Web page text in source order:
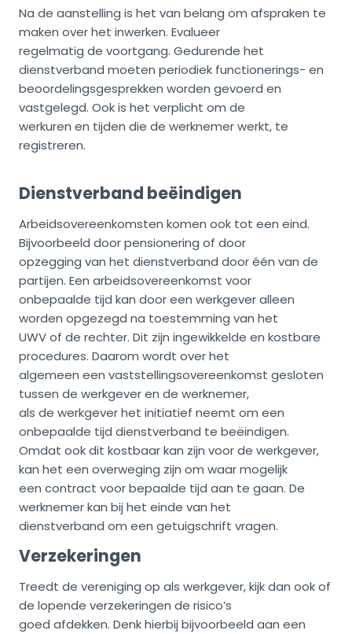
Na de aanstelling is het van belang om afspraken te
maken over het inwerken. Evalueer
regelmatig de voortgang. Gedurende het
dienstverband moeten periodiek functionerings- en
beoordelingsgesprekken worden gevoerd en
vastgelegd. Ook is het verplicht om de
werkuren en tijden die de werknemer werkt, te
registreren.
Dienstverband beëindigen
Arbeidsovereenkomsten komen ook tot een eind.
Bijvoorbeeld door pensionering of door
opzegging van het dienstverband door één van de
partijen. Een arbeidsovereenkomst voor
onbepaalde tijd kan door een werkgever alleen
worden opgezegd na toestemming van het
UWV of de rechter. Dit zijn ingewikkelde en kostbare
procedures. Daarom wordt over het
algemeen een vaststellingsovereenkomst gesloten
tussen de werkgever en de werknemer,
als de werkgever het initiatief neemt om een
onbepaalde tijd dienstverband te beëindigen.
Omdat ook dit kostbaar kan zijn voor de werkgever,
kan het een overweging zijn om waar mogelijk
een contract voor bepaalde tijd aan te gaan. De
werknemer kan bij het einde van het
dienstverband om een getuigschrift vragen.
Verzekeringen
Treedt de vereniging op als werkgever, kijk dan ook of
de lopende verzekeringen de risico’s
goed afdekken. Denk hierbij bijvoorbeeld aan een